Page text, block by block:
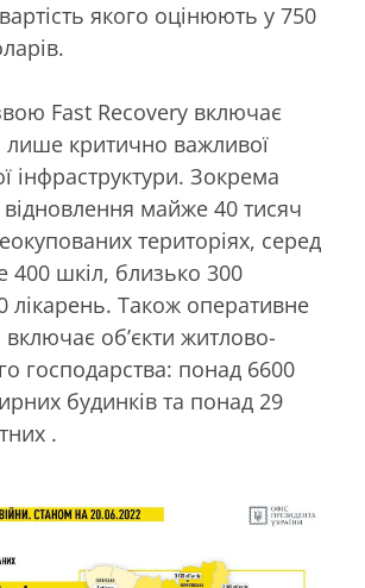
якого оцінюють у 750
Fast Recovery включає
лише критично важливої
інфраструктури. Зокрема
майже 40 тисяч
територіях, серед
400 шкіл, близько 300
лікарень. Також оперативне
включає об’єкти житлово-
господарства: понад 6600
будинків та понад 29
.